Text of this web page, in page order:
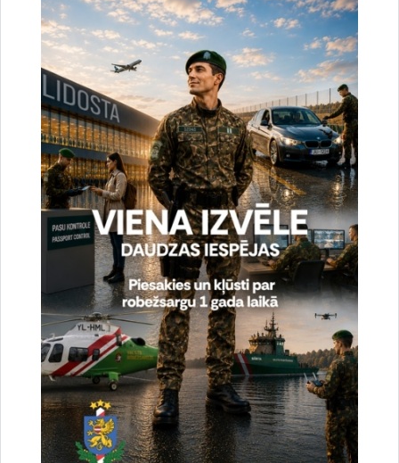
Vai šī informācija bija noderīga?
Sniegt atsauksmi
Esi pirmais, kas uzzina!